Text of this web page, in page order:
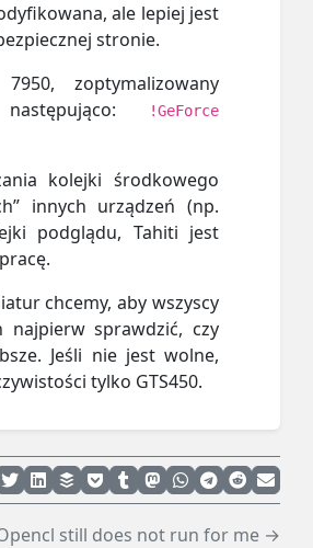
ale lepiej jest
stronie.
zoptymalizowany
!GeForce
kolejki środkowego
innych urządzeń (np.
podglądu, Tahiti jest
chcemy, aby wszyscy
najpierw sprawdzić, czy
Jeśli nie jest wolne,
tylko GTS450.
still does not run for me →